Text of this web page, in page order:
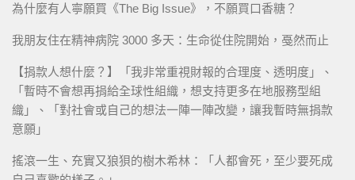
為什麼有人寧願買《The Big Issue》，不願買口香糖？
我朋友住在精神病院 3000 多天：生命從住院開始，戞然而止
【捐款人想什麼？】「我非常重視財報的合理度、透明度」、
「暫時不會想再捐給全球性組織，想支持更多在地服務型組
織」、「對社會或自己的想法一陣一陣改變，讓我暫時無捐款
意願」
搖滾一生、充實又狼狽的樹木希林：「人都會死，至少要死成